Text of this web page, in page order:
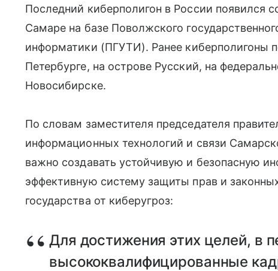
Последний киберполигон в России появился
Самаре на базе Поволжского
информатики (ПГУТИ). Ранее киберполигоны
Петербурге, на острове Русский, на
Новосибирске.
По словам заместителя председателя
информационных технологий и связи
важно создавать устойчивую и безопасную
эффективную систему защиты прав и
государства от киберугроз:
Для достижения этих целей, в
высококвалифицированные